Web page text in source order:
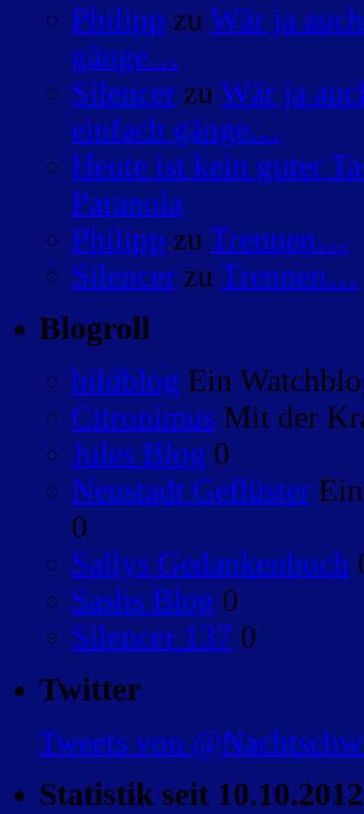
Philipp zu Wär ja
gänge…
Silencer zu Wär ja
einfach gänge…
Heute ist kein guter
Paranoia
Philipp zu Trennen…
Silencer zu Trennen…
Blogroll
bildblog Ein
Citronimus Mit der
Jules Blog 0
Neustadt Geflüster
0
Sallys Gedankenbuch
Sashs Blog 0
Silencer 137 0
Twitter
Tweets von
Statistik seit 10.10.2012